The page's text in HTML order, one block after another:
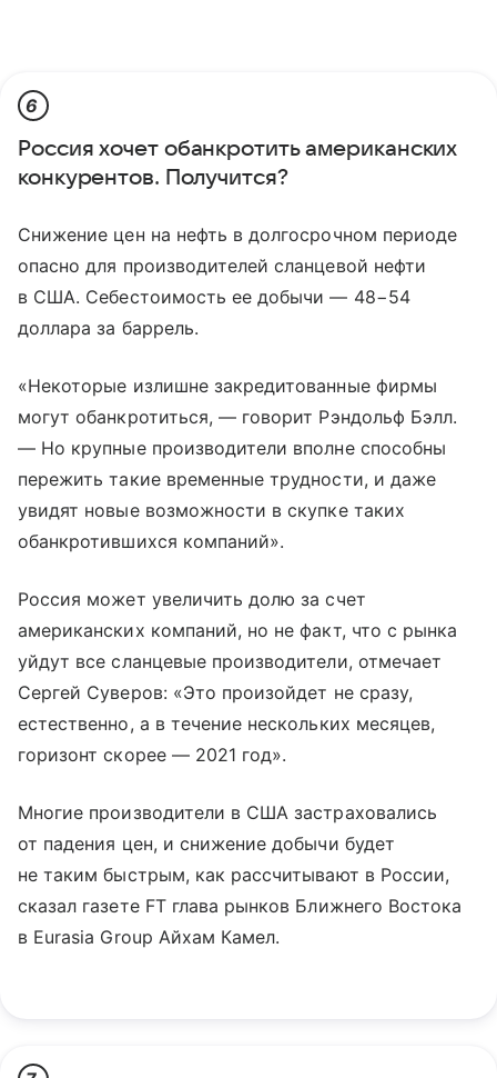
6
Россия хочет обанкротить американских
конкурентов. Получится?
Снижение цен на нефть в долгосрочном периоде
опасно для производителей сланцевой нефти
в США. Себестоимость ее добычи — 48−54
доллара за баррель.
«Некоторые излишне закредитованные фирмы
могут обанкротиться, — говорит Рэндольф Бэлл.
— Но крупные производители вполне способны
пережить такие временные трудности, и даже
увидят новые возможности в скупке таких
обанкротившихся компаний».
Россия может увеличить долю за счет
американских компаний, но не факт, что с рынка
уйдут все сланцевые производители, отмечает
Сергей Суверов: «Это произойдет не сразу,
естественно, а в течение нескольких месяцев,
горизонт скорее — 2021 год».
Многие производители в США застраховались
от падения цен, и снижение добычи будет
не таким быстрым, как рассчитывают в России,
сказал газете FT глава рынков Ближнего Востока
в Eurasia Group Айхам Камел.